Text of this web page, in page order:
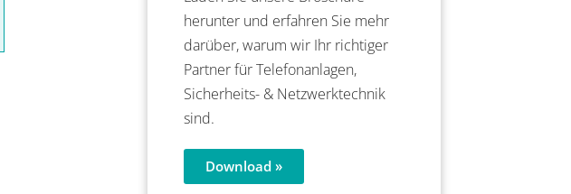
herunter und erfahren Sie mehr
darüber, warum wir Ihr richtiger
Partner für Telefonanlagen,
Sicherheits- & Netzwerktechnik
sind.
Download »